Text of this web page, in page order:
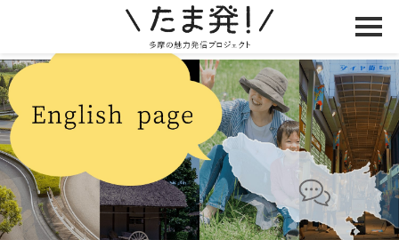
このページの本文へスキップします。
English Page Good Luck Trip